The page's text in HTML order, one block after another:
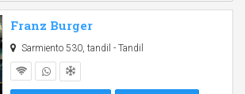
Franz Burger
Sarmiento 530, tandil - Tandil